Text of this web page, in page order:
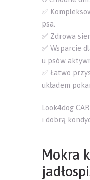
✅
psa.
✅ Zdrowa
✅ Wsparcie
u psów
✅ Łatwo
układem
Look4dog
i dobrą
Mokra